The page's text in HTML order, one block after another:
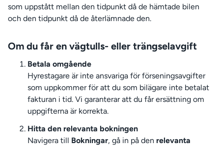
som uppstått mellan den tidpunkt då de hämtade bilen
och den tidpunkt då de återlämnade den.
Om du får en vägtulls- eller trängselavgift
Betala omgående
Hyrestagare är inte ansvariga för förseningsavgifter
som uppkommer för att du som bilägare inte betalat
fakturan i tid. Vi garanterar att du får ersättning om
uppgifterna är korrekta.
Hitta den relevanta bokningen
Navigera till Bokningar, gå in på den relevanta